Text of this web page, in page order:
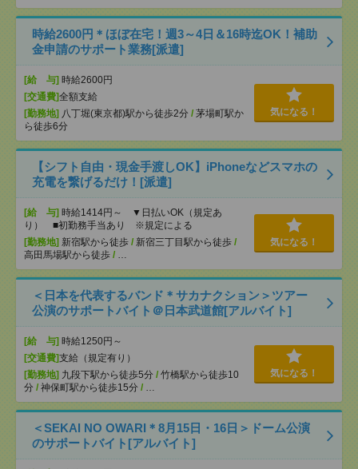
時給2600円＊ほぼ在宅！週3～4日＆16時迄OK！補助
金申請のサポート業務[派遣]
[給 与] 時給2600円
[交通費]全額支給
[勤務地] 八丁堀(東京都)駅から徒歩2分 / 茅場町駅か
ら徒歩6分
気になる！
【シフト自由・現金手渡しOK】iPhoneなどスマホの
充電を繋げるだけ！[派遣]
[給 与] 時給1414円～ ▼日払いOK（規定あ
り） ■初勤務手当あり ※規定による
[勤務地] 新宿駅から徒歩 / 新宿三丁目駅から徒歩 /
高田馬場駅から徒歩 /
気になる！
＜日本を代表するバンド＊サカナクション＞ツアー
公演のサポートバイト＠日本武道館[アルバイト]
[給 与] 時給1250円～
[交通費]支給（規定有り）
[勤務地] 九段下駅から徒歩5分 / 竹橋駅から徒歩10
分 / 神保町駅から徒歩15分 /
気になる！
＜SEKAI NO OWARI＊8月15日・16日＞ドーム公演
のサポートバイト[アルバイト]